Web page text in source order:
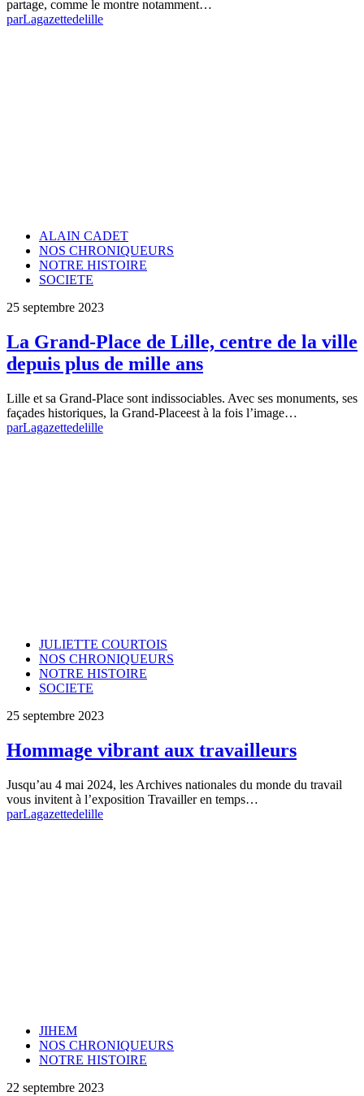
partage, comme le montre notamment…
parLagazettedelille
ALAIN CADET
NOS CHRONIQUEURS
NOTRE HISTOIRE
SOCIETE
25 septembre 2023
La Grand-Place de Lille, centre de la ville
depuis plus de mille ans
Lille et sa Grand-Place sont indissociables. Avec ses monuments, ses
façades historiques, la Grand-Placeest à la fois l’image…
parLagazettedelille
JULIETTE COURTOIS
NOS CHRONIQUEURS
NOTRE HISTOIRE
SOCIETE
25 septembre 2023
Hommage vibrant aux travailleurs
Jusqu’au 4 mai 2024, les Archives nationales du monde du travail
vous invitent à l’exposition Travailler en temps…
parLagazettedelille
JIHEM
NOS CHRONIQUEURS
NOTRE HISTOIRE
22 septembre 2023